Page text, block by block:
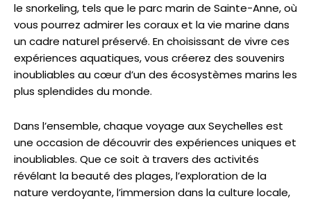
le snorkeling, tels que le parc marin de Sainte-Anne, où
vous pourrez admirer les coraux et la vie marine dans
un cadre naturel préservé. En choisissant de vivre ces
expériences aquatiques, vous créerez des souvenirs
inoubliables au cœur d’un des écosystèmes marins les
plus splendides du monde.
Dans l’ensemble, chaque voyage aux Seychelles est
une occasion de découvrir des expériences uniques et
inoubliables. Que ce soit à travers des activités
révélant la beauté des plages, l’exploration de la
nature verdoyante, l’immersion dans la culture locale,